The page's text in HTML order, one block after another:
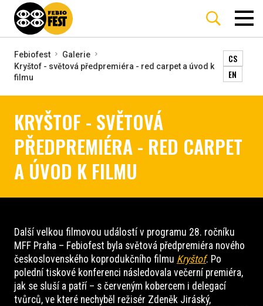
Febiofest
Galerie
Kryštof - světová předpremiéra - red carpet a úvod k
filmu
CS
EN
KRYŠTOF - SVĚTOVÁ
PŘEDPREMIÉRA - RED CARPET
A ÚVOD K FILMU
Další velkou filmovou událostí v programu 28. ročníku
MFF Praha – Febiofest byla světová předpremiéra nového
československého koprodukčního filmu Kryštof. Po
polední tiskové konferenci následovala večerní premiéra,
jak se sluší a patří – s červeným kobercem i delegací
tvůrců, ve které nechyběl režisér Zdeněk Jiráský,